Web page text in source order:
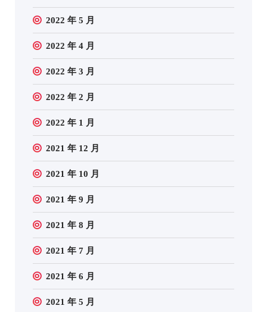
2022 年 5 月
2022 年 4 月
2022 年 3 月
2022 年 2 月
2022 年 1 月
2021 年 12 月
2021 年 10 月
2021 年 9 月
2021 年 8 月
2021 年 7 月
2021 年 6 月
2021 年 5 月